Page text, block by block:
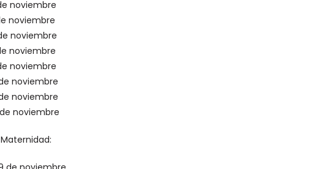
noviembre
noviembre
noviembre
noviembre
noviembre
noviembre
noviembre
noviembre